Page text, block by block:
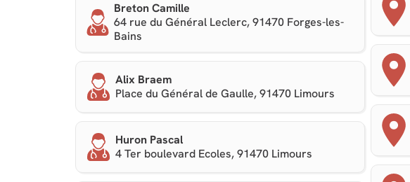
Breton Camille
64 rue du Général Leclerc, 91470 Forges-les-
Bains
Alix Braem
Place du Général de Gaulle, 91470 Limours
Huron Pascal
4 Ter boulevard Ecoles, 91470 Limours